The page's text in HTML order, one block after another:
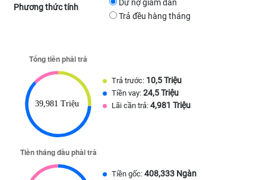
Phương thức tính
Dư nợ giảm dần
Trả đều hàng tháng
Trả trước: 10,5 Triệu
Tiền vay: 24,5 Triệu
Lãi cần trả: 4,981 Triệu
Tiền gốc: 408,333 Ngàn